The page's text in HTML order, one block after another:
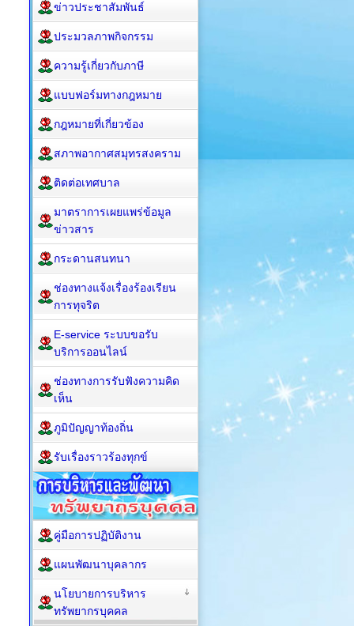
ข่าวประชาสัมพันธ์
ประมวลภาพกิจกรรม
ความรู้เกี่ยวกับภาษี
แบบฟอร์มทางกฎหมาย
กฎหมาย​ที่เกี่ยวข้อง
สภาพอากาศสมุทรสงคราม
ติดต่อเทศบาล
มาตราการเผยแพร่ข้อมูล
ข่าวสาร
กระดานสนทนา
ช่องทางแจ้งเรื่องร้องเรียน
การทุจริต
E-service ระบบขอรับ
บริการออนไลน์
ช่องทางการรับฟังความคิด
เห็น
ภูมิปัญญาท้องถิ่น
รับเรื่องราวร้องทุกข์
คู่มือการปฏิบัติงาน
แผนพัฒนาบุคลากร
นโยบายการบริหาร
ทรัพยากรบุคคล